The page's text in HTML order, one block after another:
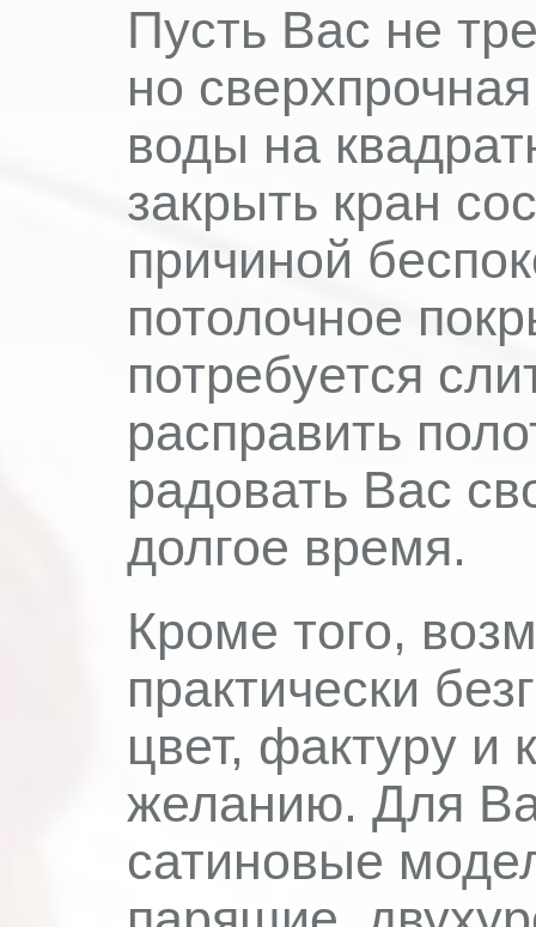
Пусть Вас не
но
воды на
закрыть кран
причиной
потолочное
потребуется
расправить
радовать Вас
долгое время.
Кроме того,
практически
цвет, фактуру и
желанию. Для
сатиновые